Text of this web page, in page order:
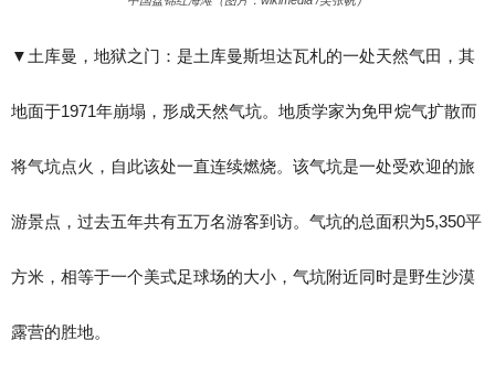
▼​土库曼，地狱之门：是土库曼斯坦达瓦札的一处天然气田，其
地面于1971年崩塌，形成天然气坑。地质学家为免甲烷气扩散而
将气坑点火，自此该处一直连续燃烧。该气坑是一处受欢迎的旅
游景点，过去五年共有五万名游客到访。气坑的总面积为5,350平
方米，相等于一个美式足球场的大小，气坑附近同时是野生沙漠
露营的胜地。